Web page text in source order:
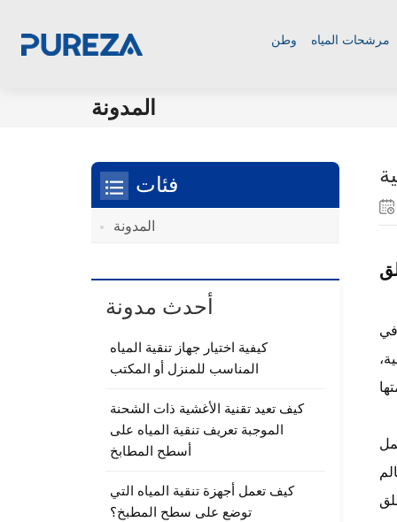
وطن مرشحات المياه
المدونة
في
فئات
المدونة
أحدث مدونة
كيفية اختيار جهاز تنقية المياه
المناسب للمنزل أو المكتب
كيف تعيد تقنية الأغشية ذات الشحنة
الموجبة تعريف تنقية المياه على
أسطح المطابخ
كيف تعمل أجهزة تنقية المياه التي
توضع على سطح المطبخ؟